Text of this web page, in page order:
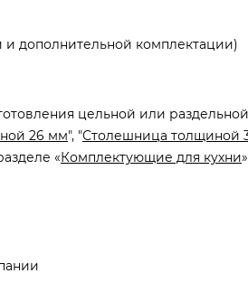
и дополнительной комплектации)
цельной или раздельной
26 мм", "Столешница толщиной
«Комплектующие для кухни»